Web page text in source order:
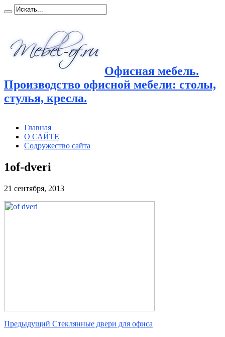
Офисная мебель.
Производство офисной мебели: столы,
стулья, кресла.
Главная
О САЙТЕ
Содружество сайта
1of-dveri
21 сентября, 2013
Предыдущий Стеклянные двери для офиса